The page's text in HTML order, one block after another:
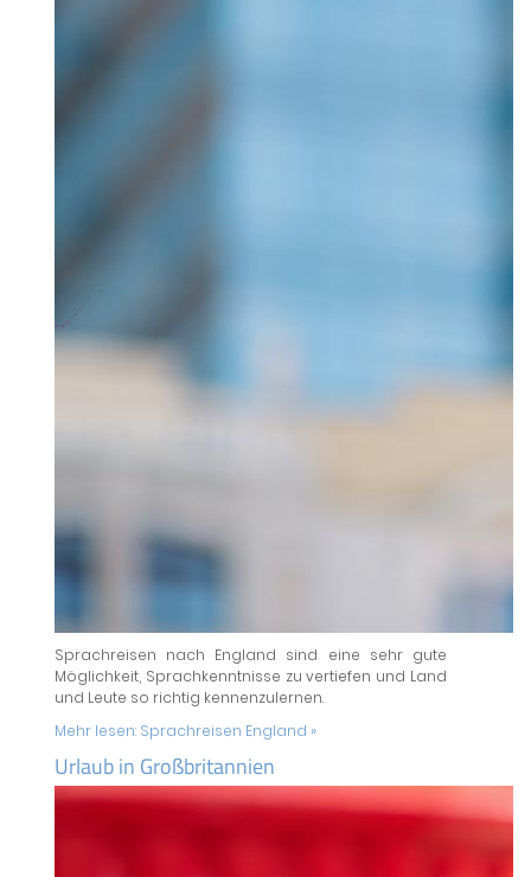
Sprachreisen nach England sind eine sehr gute
Möglichkeit, Sprachkenntnisse zu vertiefen und Land
und Leute so richtig kennenzulernen.
Mehr lesen: Sprachreisen England »
Urlaub in Großbritannien